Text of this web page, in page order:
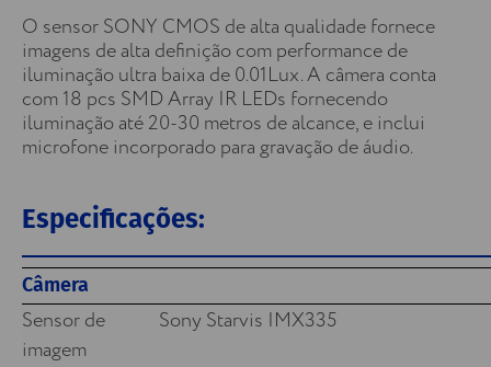
O sensor SONY CMOS de alta qualidade fornece
imagens de alta definição com performance de
iluminação ultra baixa de 0.01Lux. A câmera conta
com 18 pcs SMD Array IR LEDs fornecendo
iluminação até 20-30 metros de alcance, e inclui
microfone incorporado para gravação de áudio.
Especificações:
Câmera
Sensor de
imagem
Sony Starvis IMX335